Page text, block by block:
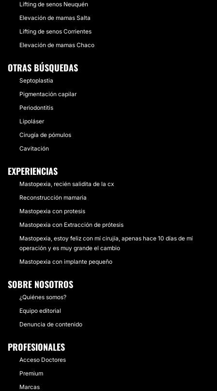
Lifting de senos Neuquén
Elevación de mamas Salta
Lifting de senos Corrientes
Elevación de mamas Chaco
OTRAS BÚSQUEDAS
Septoplastia
Pigmentación capilar
Periodontitis
Lipoláser
Cirugía de pómulos
Cavitación
EXPERIENCIAS
Mastopexia, recién salidita de la cx
Reconstrucción mamaria
Mastopexia con protesis
Mastopexia con Extracción de prótesis
Mastopexia, estoy feliz con mí cirujía, apenas hace 10 días de mí
operación y es muy grande el cambio
Mastopexia con implante pequeño
SOBRE NOSOTROS
¿Quiénes somos?
Equipo editorial
Denuncia de contenido
PROFESIONALES
Acceso Doctores
Premium
Marcas